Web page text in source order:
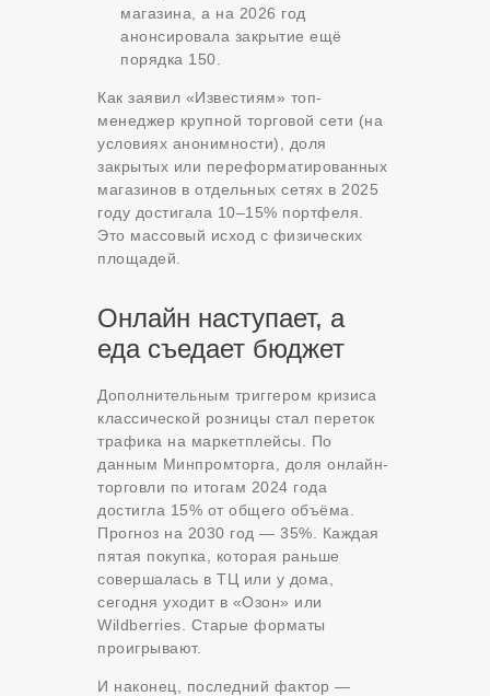
магазина, а на 2026 год
анонсировала закрытие ещё
порядка 150.
Как заявил «Известиям» топ-
менеджер крупной торговой сети (на
условиях анонимности), доля
закрытых или переформатированных
магазинов в отдельных сетях в 2025
году достигала 10–15% портфеля.
Это массовый исход с физических
площадей.
Онлайн наступает, а
еда съедает бюджет
Дополнительным триггером кризиса
классической розницы стал переток
трафика на маркетплейсы. По
данным Минпромторга, доля онлайн-
торговли по итогам 2024 года
достигла 15% от общего объёма.
Прогноз на 2030 год — 35%. Каждая
пятая покупка, которая раньше
совершалась в ТЦ или у дома,
сегодня уходит в «Озон» или
Wildberries. Старые форматы
проигрывают.
И наконец, последний фактор —